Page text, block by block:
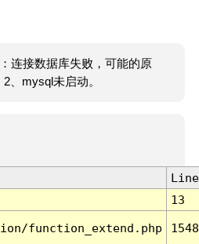
连接数据库失败，可能的原
、mysql未启动。
Line
13
function_extend.php 1548